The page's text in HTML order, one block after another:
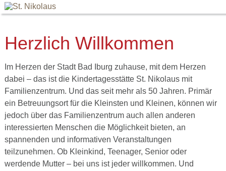
Herzlich Willkommen
Im Herzen der Stadt Bad Iburg zuhause, mit dem Herzen
dabei – das ist die Kindertagesstätte St. Nikolaus mit
Familienzentrum. Und das seit mehr als 50 Jahren. Primär
ein Betreuungsort für die Kleinsten und Kleinen, können wir
jedoch über das Familienzentrum auch allen anderen
interessierten Menschen die Möglichkeit bieten, an
spannenden und informativen Veranstaltungen
teilzunehmen. Ob Kleinkind, Teenager, Senior oder
werdende Mutter – bei uns ist jeder willkommen. Und